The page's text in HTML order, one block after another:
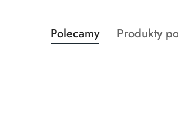
Pomiń karuzelę produktów
Produkty
o
Polecamy
Produkty
Produkty